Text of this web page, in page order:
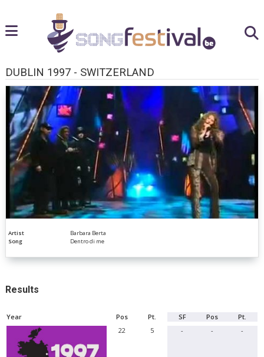
DUBLIN 1997 - SWITZERLAND
Artist
Barbara Berta
Song
Dentro di me
Results
Year Pos Pt. SF Pos Pt.
22 5 - - -